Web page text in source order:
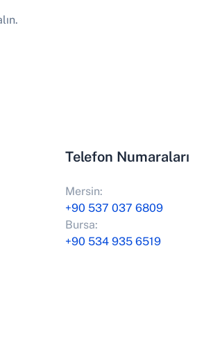
Telefon Numaraları
Mersin:
+90 537 037 6809
Bursa:
+90 534 935 6519